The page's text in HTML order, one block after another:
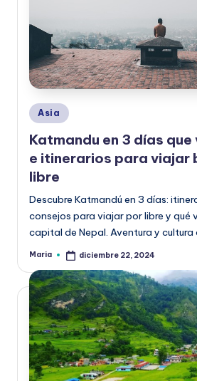
Publicado
en
Asia
Katmandu en 3 días
e itinerarios para viajar
libre
Descubre Katmandú en 3 días:
consejos para viajar por libre y qué
capital de Nepal. Aventura y cultura
Publicado
Maria diciembre 22, 2024